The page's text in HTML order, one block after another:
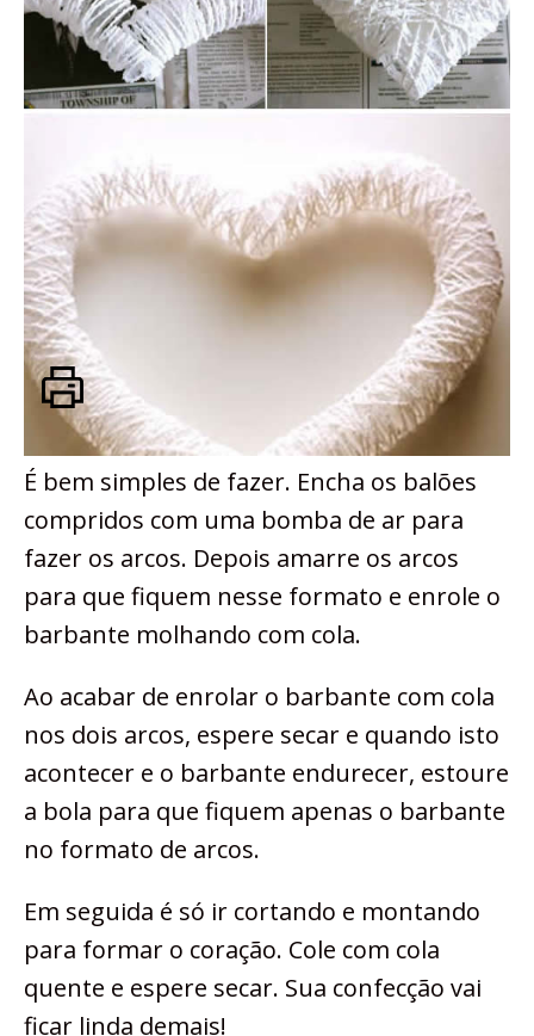
É bem simples de fazer. Encha os balões
compridos com uma bomba de ar para
fazer os arcos. Depois amarre os arcos
para que fiquem nesse formato e enrole o
barbante molhando com cola.
Ao acabar de enrolar o barbante com cola
nos dois arcos, espere secar e quando isto
acontecer e o barbante endurecer, estoure
a bola para que fiquem apenas o barbante
no formato de arcos.
Em seguida é só ir cortando e montando
para formar o coração. Cole com cola
quente e espere secar. Sua confecção vai
ficar linda demais!